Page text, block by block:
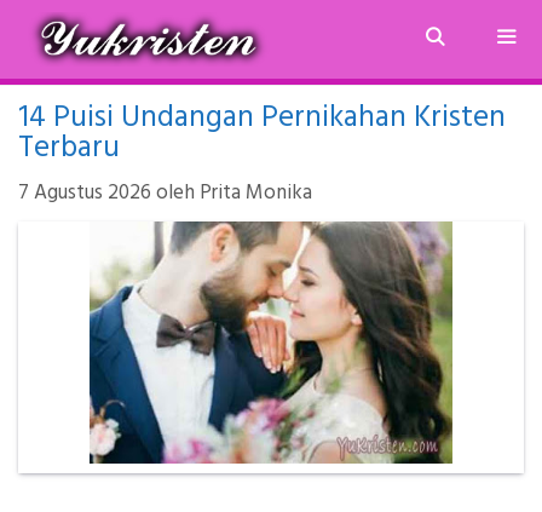
Langsung
isi
14 Puisi Undangan Pernikahan Kristen
Terbaru
7 Agustus 2026oleh Prita Monika